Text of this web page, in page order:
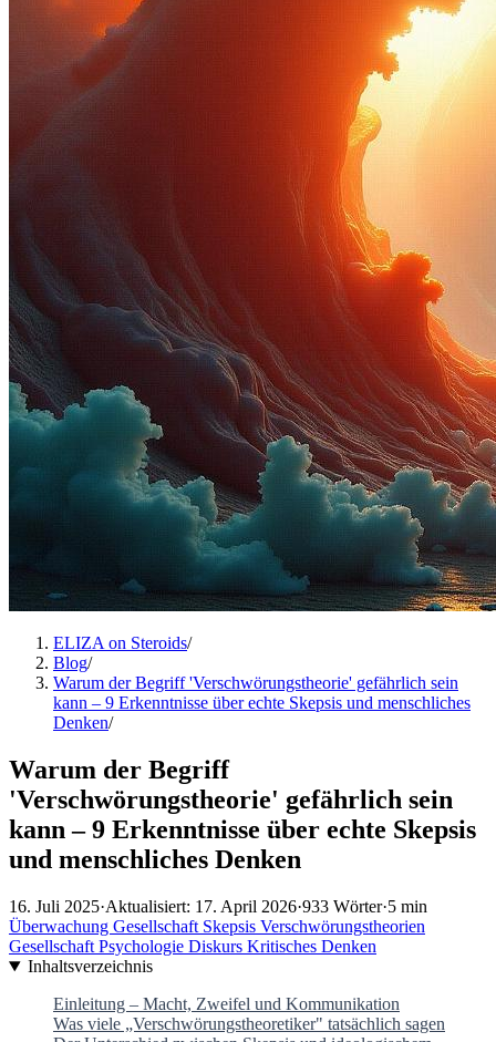
ELIZA on Steroids/
Blog/
Warum der Begriff 'Verschwörungstheorie' gefährlich sein
kann – 9 Erkenntnisse über echte Skepsis und menschliches
Denken/
Warum der Begriff
'Verschwörungstheorie' gefährlich sein
kann – 9 Erkenntnisse über echte Skepsis
und menschliches Denken
16. Juli 2025·Aktualisiert: 17. April 2026·933 Wörter·5 min
Überwachung Gesellschaft Skepsis Verschwörungstheorien
Gesellschaft Psychologie Diskurs Kritisches Denken
Inhaltsverzeichnis
Einleitung – Macht, Zweifel und Kommunikation
Was viele „Verschwörungstheoretiker" tatsächlich sagen